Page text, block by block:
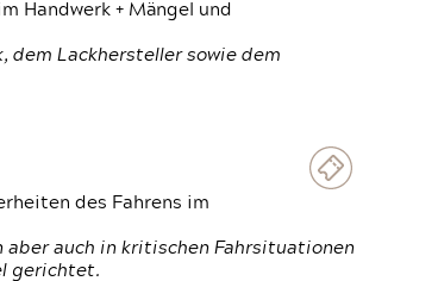
Handwerk + Mängel und
dem Lackhersteller sowie dem
des Fahrens im
aber auch in kritischen Fahrsituationen
gerichtet.